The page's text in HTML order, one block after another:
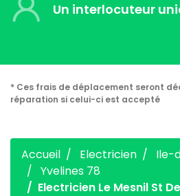
Un interlocuteur
* Ces frais de déplacement seront
réparation si celui-ci est accepté
Accueil Electricien
Ile-
Yvelines 78
Electricien Le Mesnil St